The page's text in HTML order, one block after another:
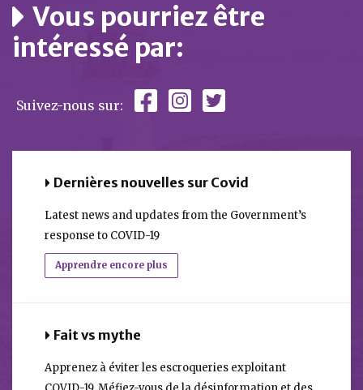
Vous pourriez être
intéressé par:
Suivez-nous sur:
Dernières nouvelles sur Covid
Latest news and updates from the Government’s
response to COVID-19
Apprendre encore plus
Fait vs mythe
Apprenez à éviter les escroqueries exploitant